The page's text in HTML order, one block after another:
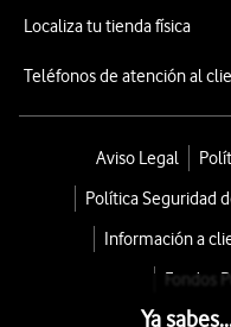
Localiza tu tienda física
Teléfonos de atención al
Aviso Legal
Política Seguridad
Información a
Fondos
Ya